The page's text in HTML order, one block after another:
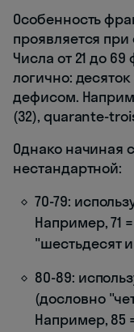
Особенность
проявляется при
Числа от 21 до
логично:
дефисом.
(32), quarante-
Однако начиная
нестандартной:
70-79:
Например, 71
"шестьдесят
80-89:
(дословно
Например, 85